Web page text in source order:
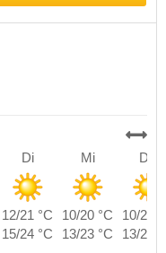
Di Mi Do
12/21 °C 10/20 °C
10/21
15/24 °C 13/23 °C 13/24